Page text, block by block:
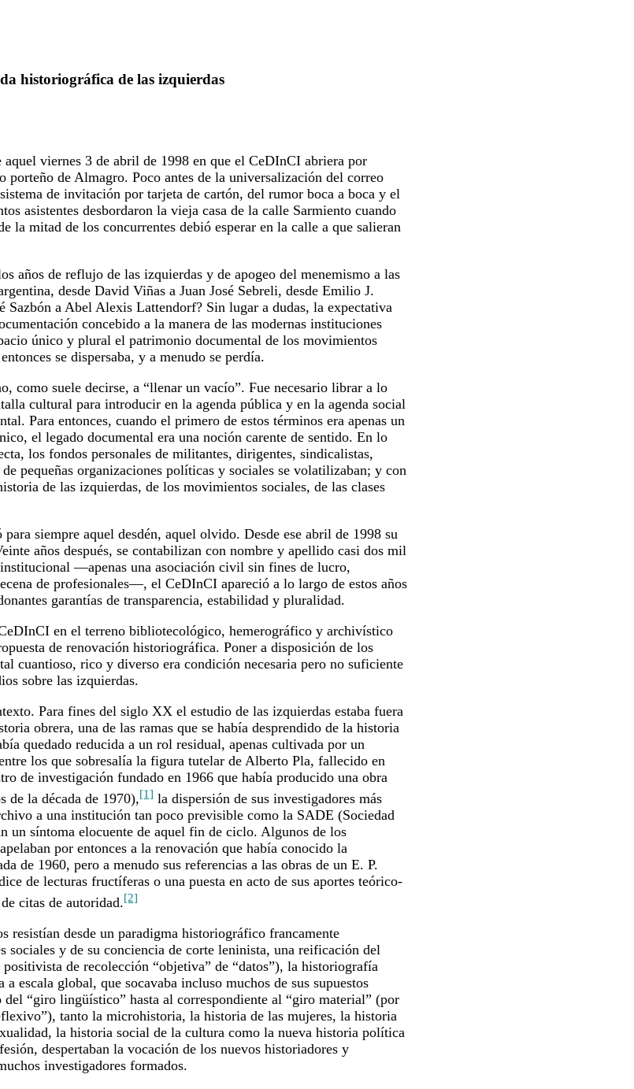
historiográfica de las izquierdas
aquel viernes 3 de abril de 1998 en que el CeDInCI abriera por
porteño de Almagro. Poco antes de la universalización del correo
de invitación por tarjeta de cartón, del rumor boca a boca y el
asistentes desbordaron la vieja casa de la calle Sarmiento cuando
la mitad de los concurrentes debió esperar en la calle a que salieran
años de reflujo de las izquierdas y de apogeo del menemismo a las
desde David Viñas a Juan José Sebreli, desde Emilio J.
Sazbón a Abel Alexis Lattendorf? Sin lugar a dudas, la expectativa
concebido a la manera de las modernas instituciones
único y plural el patrimonio documental de los movimientos
se dispersaba, y a menudo se perdía.
como suele decirse, a “llenar un vacío”. Fue necesario librar a lo
cultural para introducir en la agenda pública y en la agenda social
Para entonces, cuando el primero de estos términos era apenas un
el legado documental era una noción carente de sentido. En lo
los fondos personales de militantes, dirigentes, sindicalistas,
pequeñas organizaciones políticas y sociales se volatilizaban; y con
de las izquierdas, de los movimientos sociales, de las clases
siempre aquel desdén, aquel olvido. Desde ese abril de 1998 su
años después, se contabilizan con nombre y apellido casi dos mil
—apenas una asociación civil sin fines de lucro,
de profesionales—, el CeDInCI apareció a lo largo de estos años
garantías de transparencia, estabilidad y pluralidad.
en el terreno bibliotecológico, hemerográfico y archivístico
de renovación historiográfica. Poner a disposición de los
cuantioso, rico y diverso era condición necesaria pero no suficiente
sobre las izquierdas.
Para fines del siglo XX el estudio de las izquierdas estaba fuera
obrera, una de las ramas que se había desprendido de la historia
quedado reducida a un rol residual, apenas cultivada por un
los que sobresalía la figura tutelar de Alberto Pla, fallecido en
de investigación fundado en 1966 que había producido una obra
de la década de 1970),[1] la dispersión de sus investigadores más
a una institución tan poco previsible como la SADE (Sociedad
un síntoma elocuente de aquel fin de ciclo. Algunos de los
por entonces a la renovación que había conocido la
de 1960, pero a menudo sus referencias a las obras de un E. P.
de lecturas fructíferas o una puesta en acto de sus aportes teórico-
citas de autoridad.[2]
resistían desde un paradigma historiográfico francamente
sociales y de su conciencia de corte leninista, una reificación del
de recolección “objetiva” de “datos”), la historiografía
escala global, que socavaba incluso muchos de sus supuestos
“giro lingüístico” hasta al correspondiente al “giro material” (por
tanto la microhistoria, la historia de las mujeres, la historia
la historia social de la cultura como la nueva historia política
despertaban la vocación de los nuevos historiadores y
investigadores formados.